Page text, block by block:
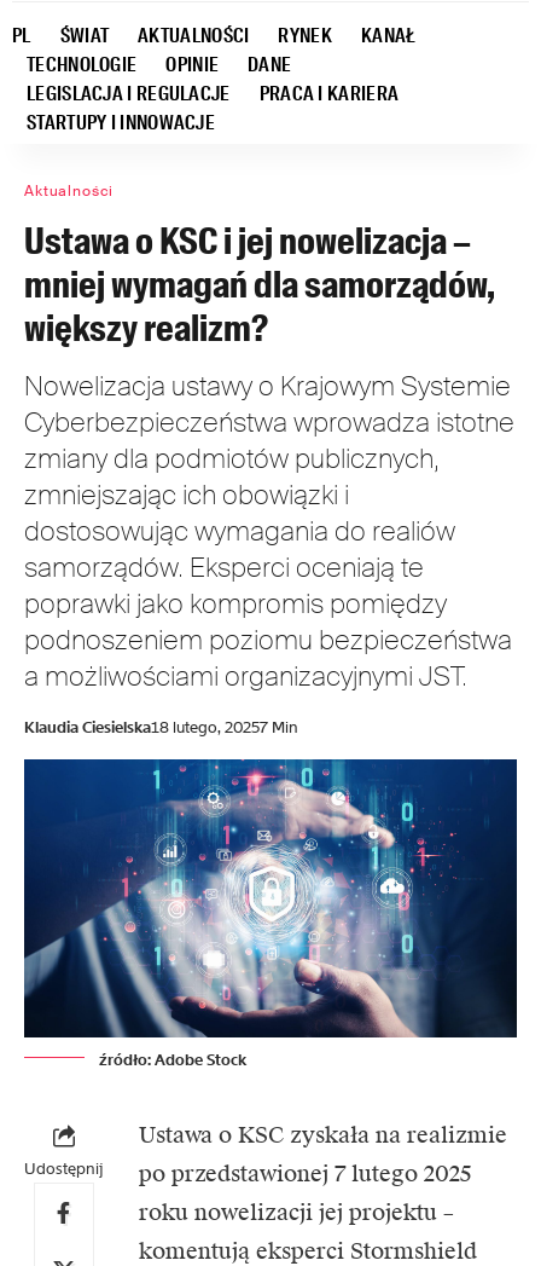
PL ŚWIAT AKTUALNOŚCI RYNEK
KANAŁ
TECHNOLOGIE
OPINIE
DANE
LEGISLACJA I REGULACJE
PRACA I KARIERA
STARTUPY I INNOWACJE
Aktualności
Ustawa o KSC i jej nowelizacja –
mniej wymagań dla samorządów,
większy realizm?
Nowelizacja ustawy o Krajowym Systemie
Cyberbezpieczeństwa wprowadza istotne
zmiany dla podmiotów publicznych,
zmniejszając ich obowiązki i
dostosowując wymagania do realiów
samorządów. Eksperci oceniają te
poprawki jako kompromis pomiędzy
podnoszeniem poziomu bezpieczeństwa
a możliwościami organizacyjnymi JST.
Klaudia Ciesielska18 lutego, 20257 Min
źródło: Adobe Stock
Udostępnij
Ustawa o KSC zyskała na realizmie
po przedstawionej 7 lutego 2025
roku nowelizacji jej projektu –
komentują eksperci Stormshield